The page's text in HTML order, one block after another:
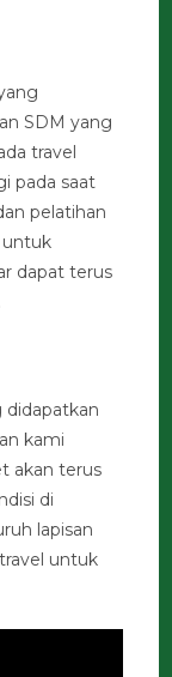
SDM yang
travel
pada saat
pelatihan
untuk
dapat terus
didapatkan
kami
akan terus
di
lapisan
untuk